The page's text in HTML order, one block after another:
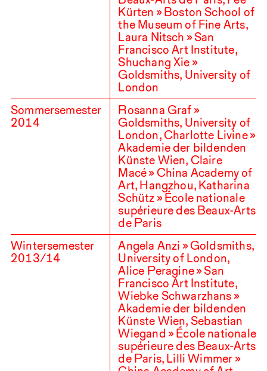
Kürten » Boston School of
the Museum of Fine Arts,
Laura Nitsch » San
Francisco Art Institute,
Shuchang Xie »
Goldsmiths, University of
London
Sommersemester
2014
Rosanna Graf »
Goldsmiths, University of
London, Charlotte Livine »
Akademie der bildenden
Künste Wien, Claire
Macé » China Academy of
Art, Hangzhou, Katharina
Schütz » École nationale
supérieure des Beaux-Arts
de Paris
Wintersemester
2013/14
Angela Anzi » Goldsmiths,
University of London,
Alice Peragine » San
Francisco Art Institute,
Wiebke Schwarzhans »
Akademie der bildenden
Künste Wien, Sebastian
Wiegand » École nationale
supérieure des Beaux-Arts
de Paris, Lilli Wimmer »